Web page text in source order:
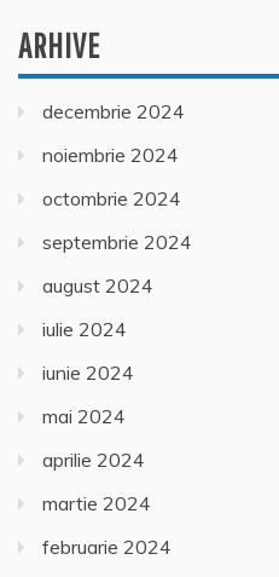
ARHIVE
decembrie 2024
noiembrie 2024
octombrie 2024
septembrie 2024
august 2024
iulie 2024
iunie 2024
mai 2024
aprilie 2024
martie 2024
februarie 2024